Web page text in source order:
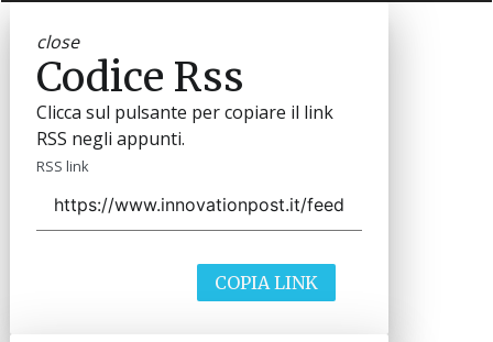
close
Codice Rss
Clicca sul pulsante per copiare il link
RSS negli appunti.
RSS link
COPIA LINK